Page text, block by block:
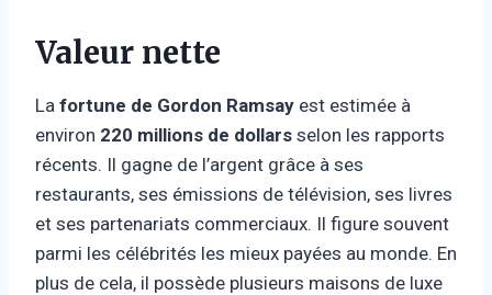
Valeur nette
La fortune de Gordon Ramsay est estimée à
environ 220 millions de dollars selon les rapports
récents. Il gagne de l’argent grâce à ses
restaurants, ses émissions de télévision, ses livres
et ses partenariats commerciaux. Il figure souvent
parmi les célébrités les mieux payées au monde. En
plus de cela, il possède plusieurs maisons de luxe